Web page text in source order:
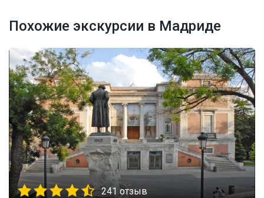
Похожие экскурсии в Мадриде
241 отзыв